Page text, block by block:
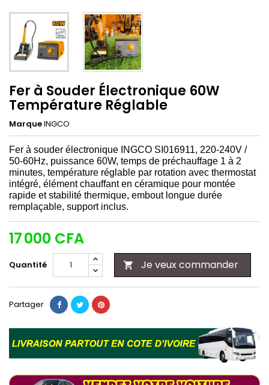
Fer à Souder Électronique 60W
Température Réglable
MarqueINGCO
Fer à souder électronique INGCO SI016911, 220-240V /
50-60Hz, puissance 60W, temps de préchauffage 1 à 2
minutes, température réglable par rotation avec thermostat
intégré, élément chauffant en céramique pour montée
rapide et stabilité thermique, embout longue durée
remplaçable, support inclus.
17 000 CFA
Quantité  Je veux commander
Partager